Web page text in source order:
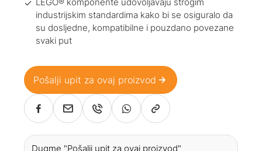
industrijskim standardima kako bi se osiguralo da
su dosljedne, kompatibilne i pouzdano povezane
svaki put
Pošalji upit za ovaj proizvod
Dugme "Pošalji upit za ovaj proizvod"